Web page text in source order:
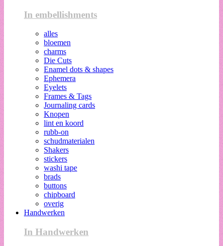
In embellishments
alles
bloemen
charms
Die Cuts
Enamel dots & shapes
Ephemera
Eyelets
Frames & Tags
Journaling cards
Knopen
lint en koord
rubb-on
schudmaterialen
Shakers
stickers
washi tape
brads
buttons
chipboard
overig
Handwerken
In Handwerken